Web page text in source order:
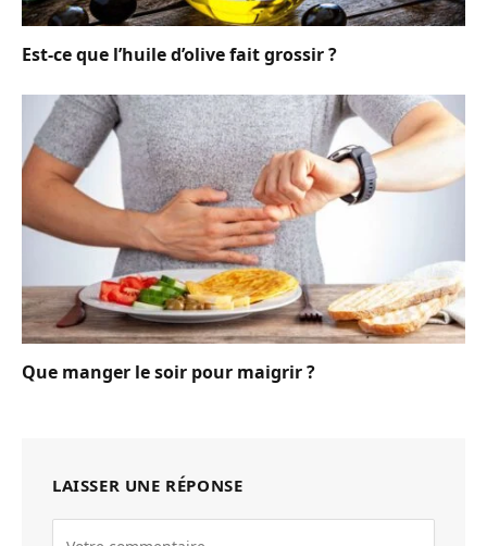
Est-ce que l’huile d’olive fait grossir ?
Que manger le soir pour maigrir ?
LAISSER UNE RÉPONSE